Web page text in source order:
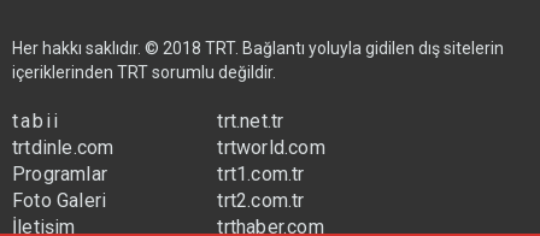
Her hakkı saklıdır. © 2018 TRT. Bağlantı yoluyla gidilen dış sitelerin
içeriklerinden TRT sorumlu değildir.
tabii
trtdinle.com
Programlar
Foto Galeri
İletişim
trt.net.tr
trtworld.com
trt1.com.tr
trt2.com.tr
trthaber.com